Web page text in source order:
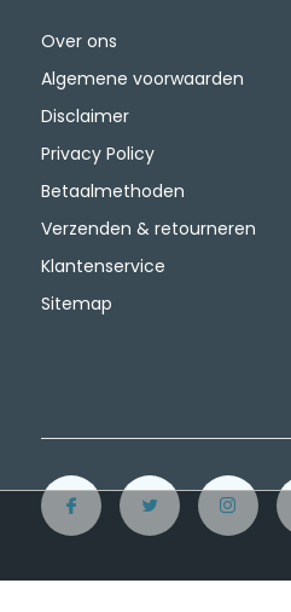
Over ons
Algemene voorwaarden
Disclaimer
Privacy Policy
Betaalmethoden
Verzenden & retourneren
Klantenservice
Sitemap